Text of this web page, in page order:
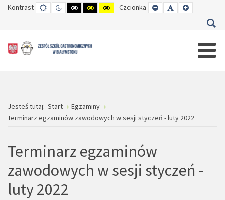
Kontrast TRYB
DOMYŚLNY
TRYB
DZIENNY
WYSOKI
CZARNO-
WYSOKI
CZARNO-
WYSOKI
ŻÓŁTO-
Czcionka SET
SMALLER
SET
DEFAULT
SET
LARGER
Jesteś tutaj: Start
Egzaminy
Terminarz egzaminów zawodowych w sesji styczeń - luty 2022
Terminarz egzaminów
zawodowych w sesji styczeń -
luty 2022